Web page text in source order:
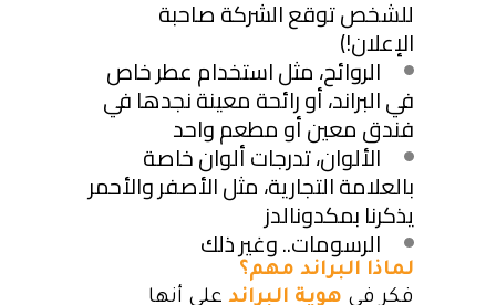
للشخص توقع الشركة صاحبة
الإعلان!)
الروائح، مثل استخدام عطر خاص
في البراند، أو رائحة معينة نجدها في
فندق معين أو مطعم واحد
الألوان، تدرجات ألوان خاصة
بالعلامة التجارية، مثل الأصفر والأحمر
يذكرنا بمكدونالدز
الرسومات.. وغير ذلك
لماذا البراند مهم؟
فكر في هوية البراند على أنها